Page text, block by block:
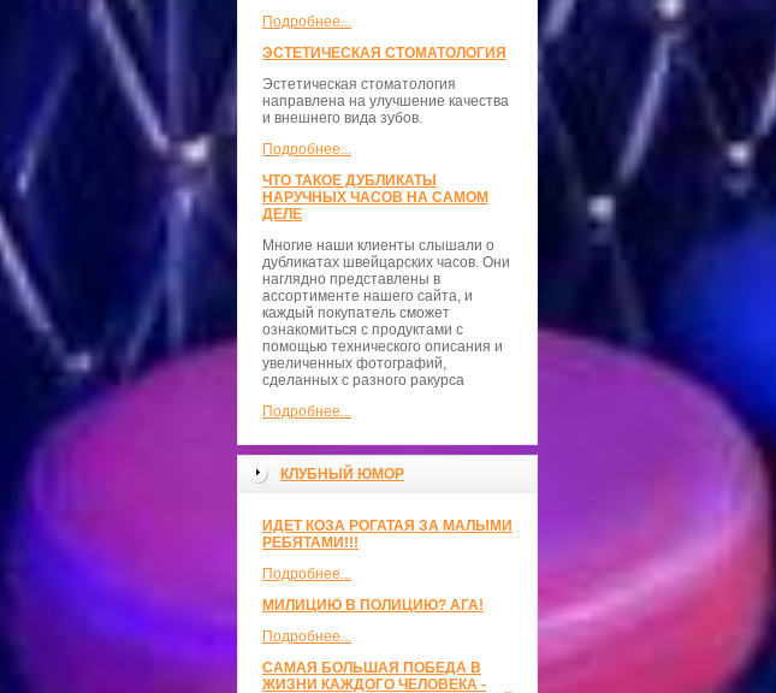
Подробнее...
ЭСТЕТИЧЕСКАЯ СТОМАТОЛОГИЯ
Эстетическая стоматология
направлена на улучшение качества
и внешнего вида зубов.
Подробнее...
ЧТО ТАКОЕ ДУБЛИКАТЫ
НАРУЧНЫХ ЧАСОВ НА САМОМ
ДЕЛЕ
Многие наши клиенты слышали о
дубликатах швейцарских часов. Они
наглядно представлены в
ассортименте нашего сайта, и
каждый покупатель сможет
ознакомиться с продуктами с
помощью технического описания и
увеличенных фотографий,
сделанных с разного ракурса
Подробнее...
КЛУБНЫЙ ЮМОР
ИДЕТ КОЗА РОГАТАЯ ЗА МАЛЫМИ
РЕБЯТАМИ!!!
Подробнее...
МИЛИЦИЮ В ПОЛИЦИЮ? АГА!
Подробнее...
САМАЯ БОЛЬШАЯ ПОБЕДА В
ЖИЗНИ КАЖДОГО ЧЕЛОВЕКА -